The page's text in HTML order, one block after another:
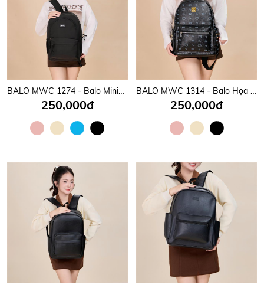
BALO MWC 1274 - Balo Minimalist Hàn Quốc Cực Xinh, Gọn Gàng, Thời Trang, Đeo Vào Là Mê.
250,000đ
BALO MWC 1314 - Balo Họa Tiết Hello Kitty Nữ Tính, Phong Cách Hàn, Nhật Cho Học sinh, Sinh Viên Dễ Thương, Năng Động.
250,000đ